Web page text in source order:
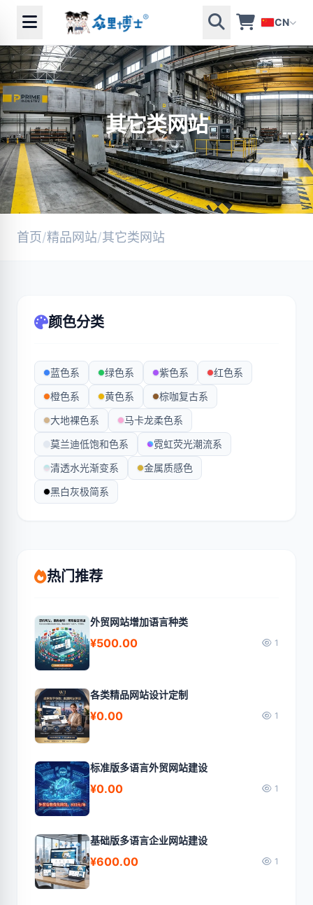
CN
其它类网站
首页/精品网站/其它类网站
颜色分类
蓝色系 绿色系 紫色系
红色系
橙色系
黄色系
棕咖复古系
大地裸色系
马卡龙柔色系
莫兰迪低饱和色系
霓虹荧光潮流系
清透水光渐变系
金属质感色
黑白灰极简系
热门推荐
外贸网站增加语言种类
¥500.00 1
各类精品网站设计定制
¥0.00 1
标准版多语言外贸网站建设
¥0.00 1
基础版多语言企业网站建设
¥600.00 1